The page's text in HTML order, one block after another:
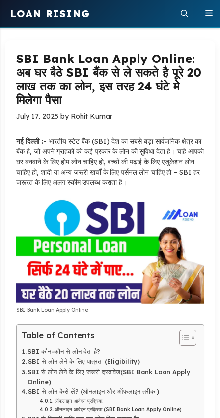
content
LOAN RISING
SBI Bank Loan Apply Online:
अब घर बैठे SBI बैंक से ले सकते है पूरे 20
लाख तक का लोन, इस तरह 24 घंटे मे
मिलेगा पैसा
July 17, 2025 by Rohit Kumar
नई दिल्ली :- भारतीय स्टेट बैंक (SBI) देश का सबसे बड़ा सार्वजनिक क्षेत्र का
बैंक है, जो अपने ग्राहकों को कई प्रकार के लोन की सुविधा देता है। चाहे आपको
घर बनवाने के लिए होम लोन चाहिए हो, बच्चों की पढ़ाई के लिए एजुकेशन लोन
चाहिए हो, शादी या अन्य जरूरी खर्चों के लिए पर्सनल लोन चाहिए हो – SBI हर
जरूरत के लिए अलग स्कीम उपलब्ध कराता है।
SBI Bank Loan Apply Online
Table of Contents
SBI कौन-कौन से लोन देता है?
SBI से लोन लेने के लिए पात्रता (Eligibility)
SBI से लोन लेने के लिए जरूरी दस्तावेज(SBI Bank Loan Apply
Online)
SBI से लोन कैसे लें? (ऑनलाइन और ऑफलाइन तरीका)
ऑफलाइन आवेदन प्रक्रिया:
ऑनलाइन आवेदन प्रक्रिया:(SBI Bank Loan Apply Online)